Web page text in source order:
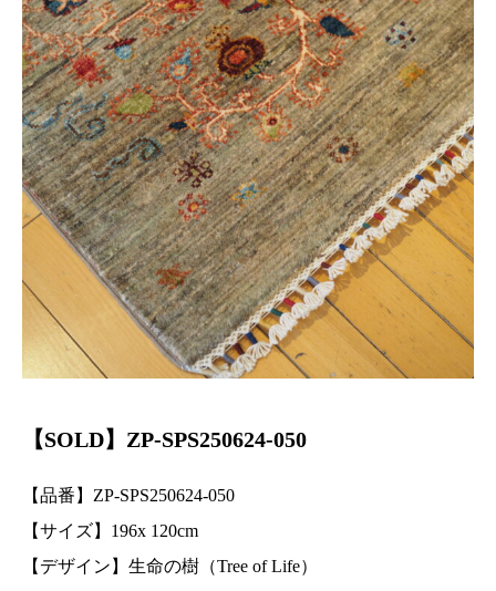
【SOLD】ZP-SPS250624-050
【品番】ZP-SPS250624-050
【サイズ】196x 120cm
【デザイン】生命の樹（Tree of Life）